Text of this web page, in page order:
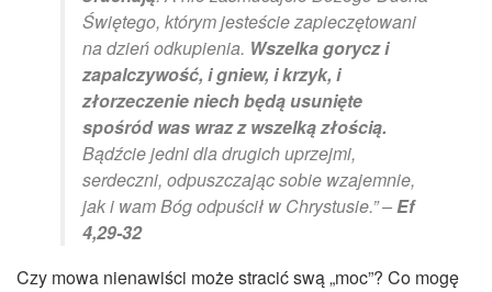
Świętego, którym jesteście zapieczętowani
na dzień odkupienia. Wszelka gorycz i
zapalczywość, i gniew, i krzyk, i
złorzeczenie niech będą usunięte
spośród was wraz z wszelką złością.
Bądźcie jedni dla drugich uprzejmi,
serdeczni, odpuszczając sobie wzajemnie,
jak i wam Bóg odpuścił w Chrystusie.” –Ef
4,29-32
Czy mowa nienawiści może stracić swą „moc”? Co mogę